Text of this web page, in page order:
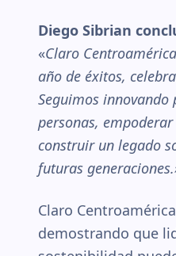
Diego Sibrian
«Claro
año de éxitos,
Seguimos
personas,
construir un legado
futuras
Claro
demostrando que